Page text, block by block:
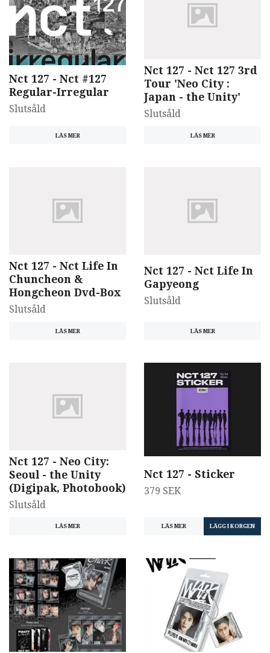
Nct 127 - Nct #127
Regular-Irregular
Slutsåld
LÄS MER
Nct 127 - Nct 127 3rd
Tour 'Neo City :
Japan - the Unity'
Slutsåld
LÄS MER
Nct 127 - Nct Life In
Chuncheon &
Hongcheon Dvd-Box
Slutsåld
LÄS MER
Nct 127 - Nct Life In
Gapyeong
Slutsåld
LÄS MER
Nct 127 - Neo City:
Seoul - the Unity
(Digipak, Photobook)
Slutsåld
LÄS MER
Nct 127 - Sticker
379 SEK
LÄS MER